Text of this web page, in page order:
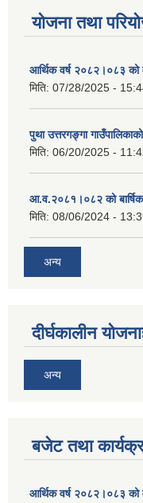
योजना तथा
आर्थिक वर्ष २०८२।०८३ को
मिति: 07/28/2025 -
पुथा उत्तरगङ्गा
मिति: 06/20/2025 -
आ.व.२०८१।०८२ को
मिति: 08/06/2024 -
अन्य
दीर्घकालीन
अन्य
बजेट तथा
आर्थिक वर्ष २०८२।०८३ को